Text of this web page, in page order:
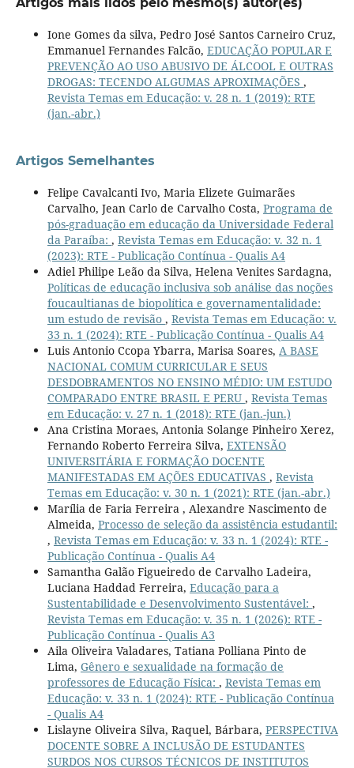
Ione Gomes da silva, Pedro José Santos Carneiro Cruz,
Emmanuel Fernandes Falcão, EDUCAÇÃO POPULAR E
PREVENÇÃO AO USO ABUSIVO DE ÁLCOOL E OUTRAS
DROGAS: TECENDO ALGUMAS APROXIMAÇÕES ,
Revista Temas em Educação: v. 28 n. 1 (2019): RTE
(jan.-abr.)
Artigos Semelhantes
Felipe Cavalcanti Ivo, Maria Elizete Guimarães
Carvalho, Jean Carlo de Carvalho Costa, Programa de
pós-graduação em educação da Universidade Federal
da Paraíba: , Revista Temas em Educação: v. 32 n. 1
(2023): RTE - Publicação Contínua - Qualis A4
Adiel Philipe Leão da Silva, Helena Venites Sardagna,
Políticas de educação inclusiva sob análise das noções
foucaultianas de biopolítica e governamentalidade:
um estudo de revisão , Revista Temas em Educação: v.
33 n. 1 (2024): RTE - Publicação Contínua - Qualis A4
Luis Antonio Ccopa Ybarra, Marisa Soares, A BASE
NACIONAL COMUM CURRICULAR E SEUS
DESDOBRAMENTOS NO ENSINO MÉDIO: UM ESTUDO
COMPARADO ENTRE BRASIL E PERU , Revista Temas
em Educação: v. 27 n. 1 (2018): RTE (jan.-jun.)
Ana Cristina Moraes, Antonia Solange Pinheiro Xerez,
Fernando Roberto Ferreira Silva, EXTENSÃO
UNIVERSITÁRIA E FORMAÇÃO DOCENTE
MANIFESTADAS EM AÇÕES EDUCATIVAS , Revista
Temas em Educação: v. 30 n. 1 (2021): RTE (jan.-abr.)
Marília de Faria Ferreira , Alexandre Nascimento de
Almeida, Processo de seleção da assistência estudantil:
, Revista Temas em Educação: v. 33 n. 1 (2024): RTE -
Publicação Contínua - Qualis A4
Samantha Galão Figueiredo de Carvalho Ladeira,
Luciana Haddad Ferreira, Educação para a
Sustentabilidade e Desenvolvimento Sustentável: ,
Revista Temas em Educação: v. 35 n. 1 (2026): RTE -
Publicação Contínua - Qualis A3
Aila Oliveira Valadares, Tatiana Polliana Pinto de
Lima, Gênero e sexualidade na formação de
professores de Educação Física: , Revista Temas em
Educação: v. 33 n. 1 (2024): RTE - Publicação Contínua
- Qualis A4
Lislayne Oliveira Silva, Raquel, Bárbara, PERSPECTIVA
DOCENTE SOBRE A INCLUSÃO DE ESTUDANTES
SURDOS NOS CURSOS TÉCNICOS DE INSTITUTOS